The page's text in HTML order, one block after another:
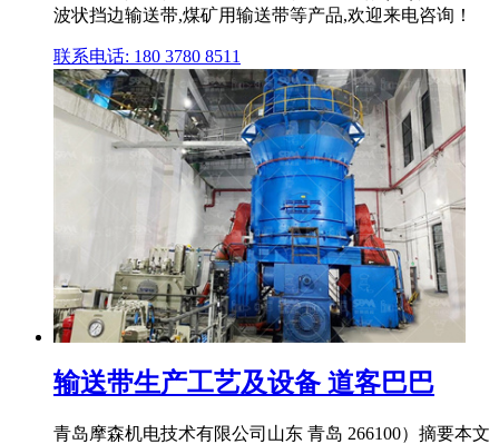
波状挡边输送带,煤矿用输送带等产品,欢迎来电咨询！
联系电话: 180 3780 8511
输送带生产工艺及设备 道客巴巴
青岛摩森机电技术有限公司山东 青岛 266100）摘要本文